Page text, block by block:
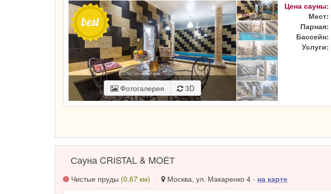
Фотогалерея 3D
Цена сауны:
Мест:
Парная:
Бассейн:
Услуги:
Сауна CRISTAL & MOЁТ
Чистые пруды (0.67 км) Москва, ул. Макаренко 4 - на карте